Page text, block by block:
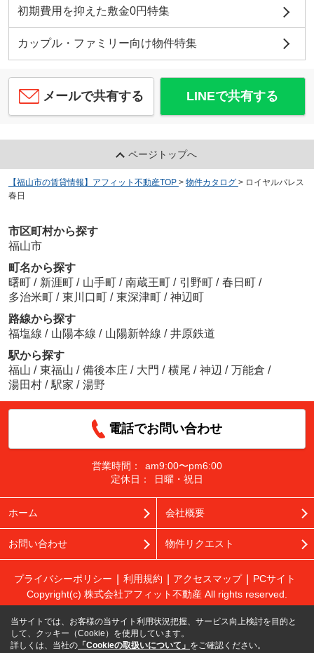
初期費用を抑えた敷金0円特集
カップル・ファミリー向け物件特集
メールで共有する LINEで共有する
ページトップへ
【福山市の賃貸情報】アフィット不動産TOP > 物件カタログ > ロイヤルパレス
春日
市区町村から探す
福山市
町名から探す
曙町 / 新涯町 / 山手町 / 南蔵王町 / 引野町 / 春日町 /
多治米町 / 東川口町 / 東深津町 / 神辺町
路線から探す
福塩線 / 山陽本線 / 山陽新幹線 / 井原鉄道
駅から探す
福山 / 東福山 / 備後本庄 / 大門 / 横尾 / 神辺 / 万能倉 /
湯田村 / 駅家 / 湯野
電話でお問い合わせ
営業時間：
am9:00〜pm6:00
定休日：
日曜・祝日
ホーム 会社概要
お問い合わせ 物件リクエスト
プライバシーポリシー 利用規約 アクセスマップ
PCサイト
Copyright(c) 株式会社アフィット不動産 All rights reserved.
当サイトでは、お客様の当サイト利用状況把握、サービス向上検討を目的と
して、クッキー（Cookie）を使用しています。
詳しくは、当社の 「Cookieの取扱いについて」 をご確認ください。